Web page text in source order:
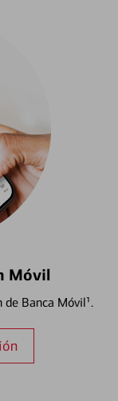
Móvil
Banca Móvil¹.